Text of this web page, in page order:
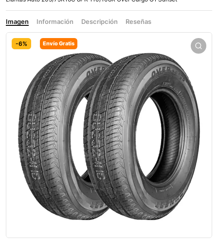
Imagen Información Descripción Reseñas
-6% Envío Gratis